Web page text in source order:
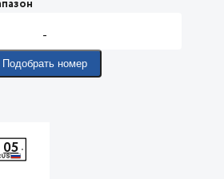
-
Подобрать номер
05